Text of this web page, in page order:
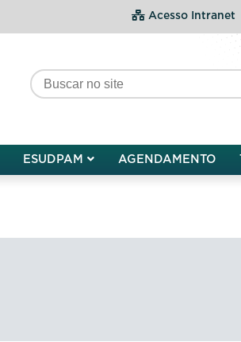
Acesso Intranet
ESUDPAM AGENDAMENTO